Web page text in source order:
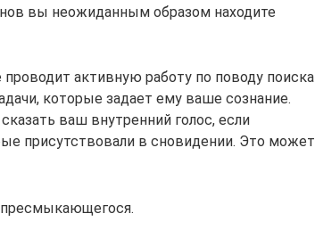
вы неожиданным образом находите
активную работу по поводу поиска
которые задает ему ваше сознание.
ваш внутренний голос, если
присутствовали в сновидении. Это может